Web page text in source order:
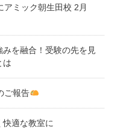
アミック朝生田校 2月
を融合！受験の先を見
は
ご報告
適な教室に